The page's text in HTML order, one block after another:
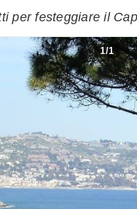
per festeggiare il
1/1